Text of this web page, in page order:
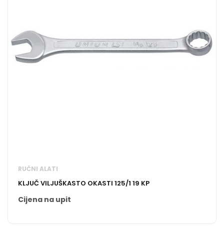
RUČNI ALATI
KLJUČ VILJUŠKASTO OKASTI 125/1 19 KP
Cijena na upit